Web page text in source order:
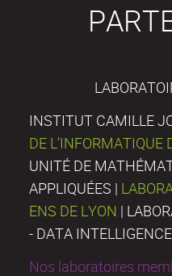
INSTITUT CAMILLE
DE L’INFORMATIQUE
UNITÉ DE
APPLIQUÉES |
ENS DE LYON |
- DATA INTELLIGENCE
Nos laboratoires